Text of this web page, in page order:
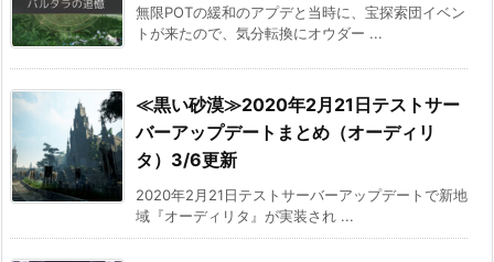
無限POTの緩和のアプデと当時に、宝探索団イベン
トが来たので、気分転換にオウダー ...
≪黒い砂漠≫2020年2月21日テストサー
バーアップデートまとめ（オーディリ
タ）3/6更新
2020年2月21日テストサーバーアップデートで新地
域『オーディリタ』が実装され ...